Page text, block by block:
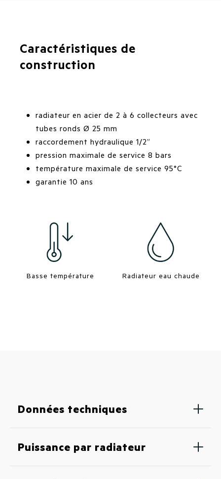
Caractéristiques de
construction
radiateur en acier de 2 à 6 collecteurs avec
tubes ronds Ø 25 mm
raccordement hydraulique 1/2”
pression maximale de service 8 bars
température maximale de service 95°C
garantie 10 ans
Basse température Radiateur eau chaude
Données techniques
Puissance par radiateur